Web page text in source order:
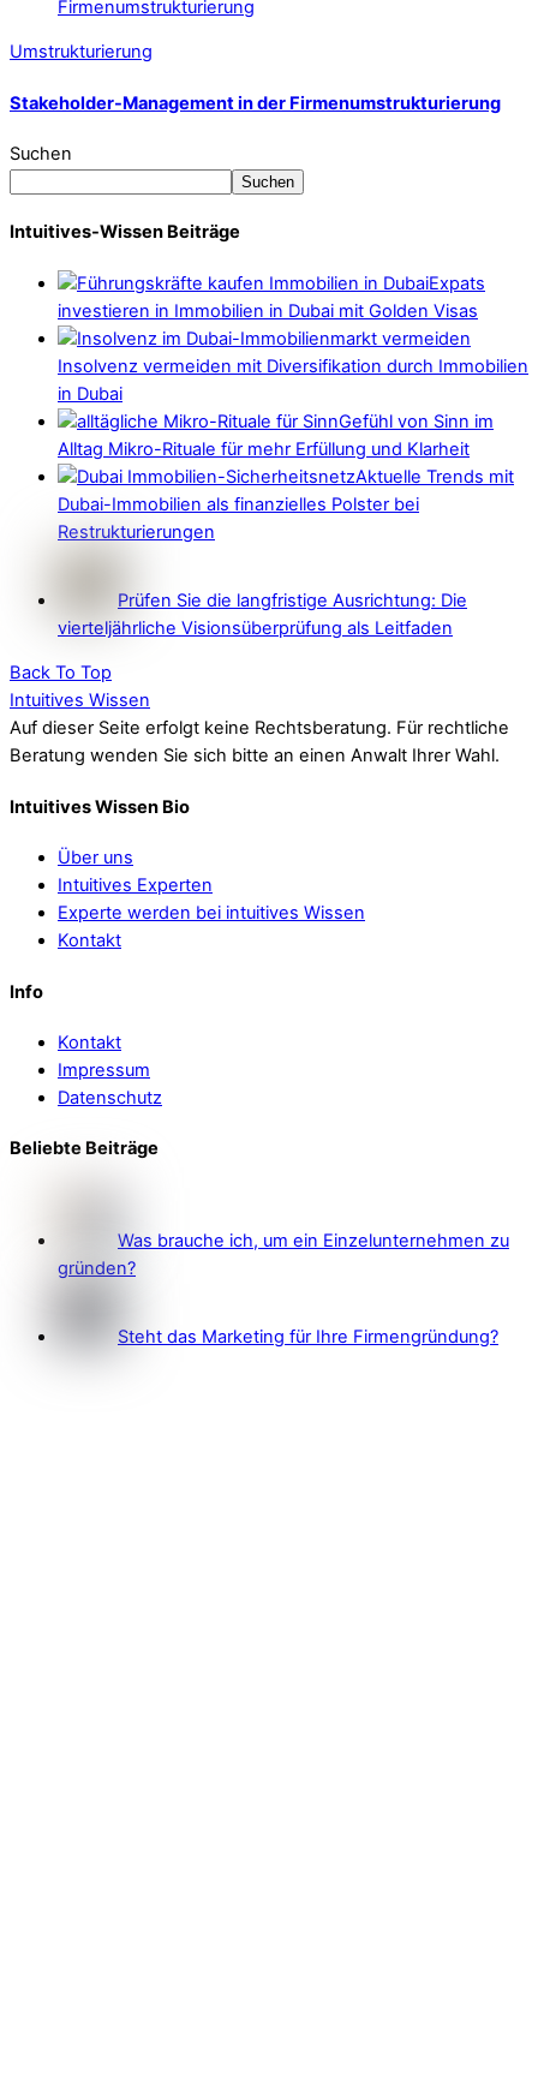
Umstrukturierung
Stakeholder-Management in der Firmenumstrukturierung
Suchen
Suchen
Intuitives-Wissen Beiträge
Expats
investieren in Immobilien in Dubai mit Golden Visas
Insolvenz vermeiden mit Diversifikation durch Immobilien
in Dubai
Gefühl von Sinn im
Alltag Mikro-Rituale für mehr Erfüllung und Klarheit
Aktuelle Trends mit
Dubai-Immobilien als finanzielles Polster bei
Restrukturierungen
Prüfen Sie die langfristige Ausrichtung: Die
vierteljährliche Visionsüberprüfung als Leitfaden
Back To Top
Intuitives Wissen
Auf dieser Seite erfolgt keine Rechtsberatung. Für rechtliche
Beratung wenden Sie sich bitte an einen Anwalt Ihrer Wahl.
Intuitives Wissen Bio
Über uns
Intuitives Experten
Experte werden bei intuitives Wissen
Kontakt
Info
Kontakt
Impressum
Datenschutz
Beliebte Beiträge
Was brauche ich, um ein Einzelunternehmen zu
gründen?
Steht das Marketing für Ihre Firmengründung?